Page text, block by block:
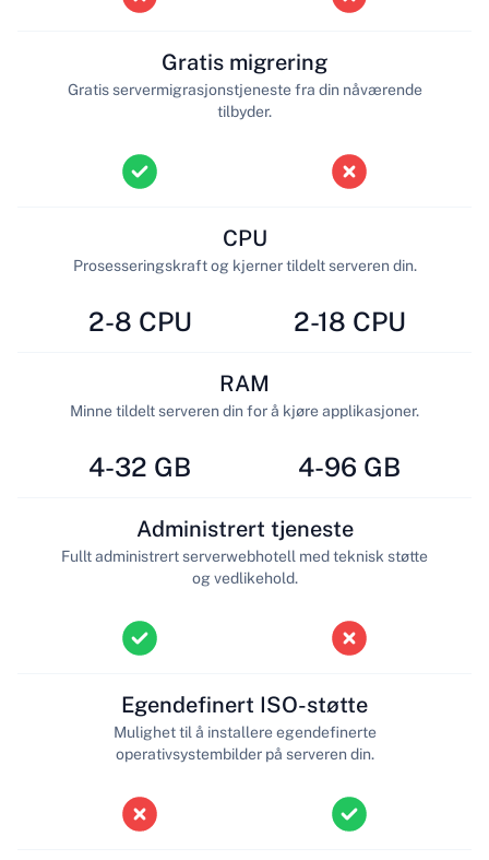
Gratis migrering
Gratis servermigrasjonstjeneste fra din nåværende
tilbyder.
2-8 CPU
CPU
Prosesseringskraft og kjerner tildelt serveren din.
2-18 CPU
4-32 GB
RAM
Minne tildelt serveren din for å kjøre applikasjoner.
4-96 GB
Administrert tjeneste
Fullt administrert serverwebhotell med teknisk støtte
og vedlikehold.
Egendefinert ISO-støtte
Mulighet til å installere egendefinerte
operativsystembilder på serveren din.